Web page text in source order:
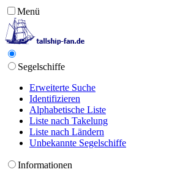
Menü
Segelschiffe
Erweiterte Suche
Identifizieren
Alphabetische Liste
Liste nach Takelung
Liste nach Ländern
Unbekannte Segelschiffe
Informationen